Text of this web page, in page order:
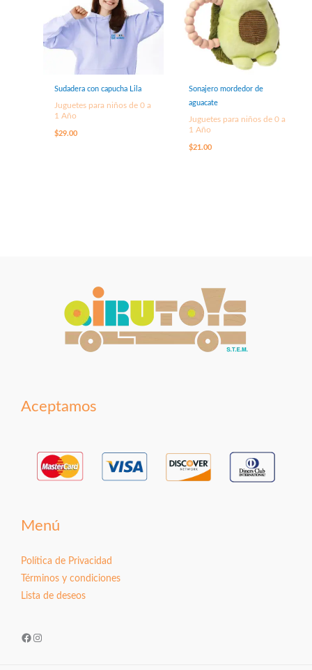
Sudadera con capucha Lila
Juguetes para niños de 0 a
1 Año
$29.00
Sonajero mordedor de
aguacate
Juguetes para niños de 0 a
1 Año
$21.00
Aceptamos
Menú
Política de Privacidad
Términos y condiciones
Lista de deseos
Facebook
Instagram